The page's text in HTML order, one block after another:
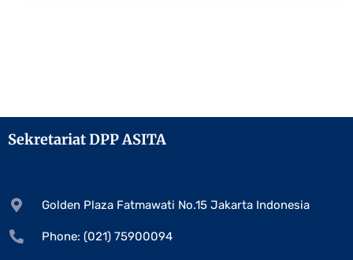
Sekretariat DPP ASITA
Golden Plaza Fatmawati No.15 Jakarta Indonesia
Phone: (021) 75900094